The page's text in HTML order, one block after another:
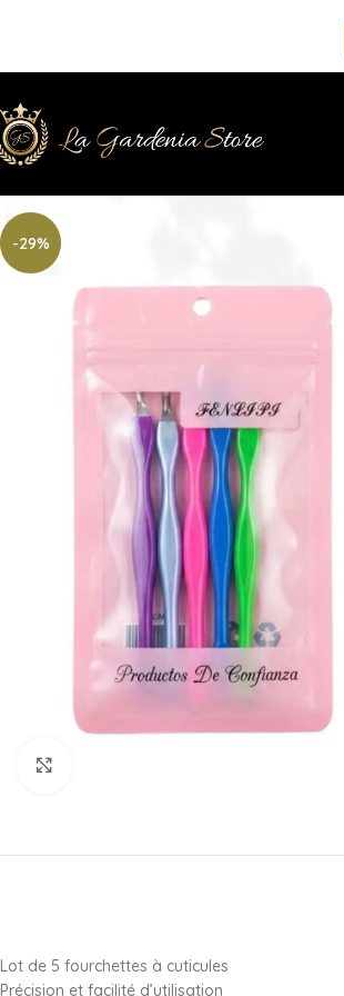
-29%
Lot de 5 fourchettes à cuticules
Précision et facilité d’utilisation